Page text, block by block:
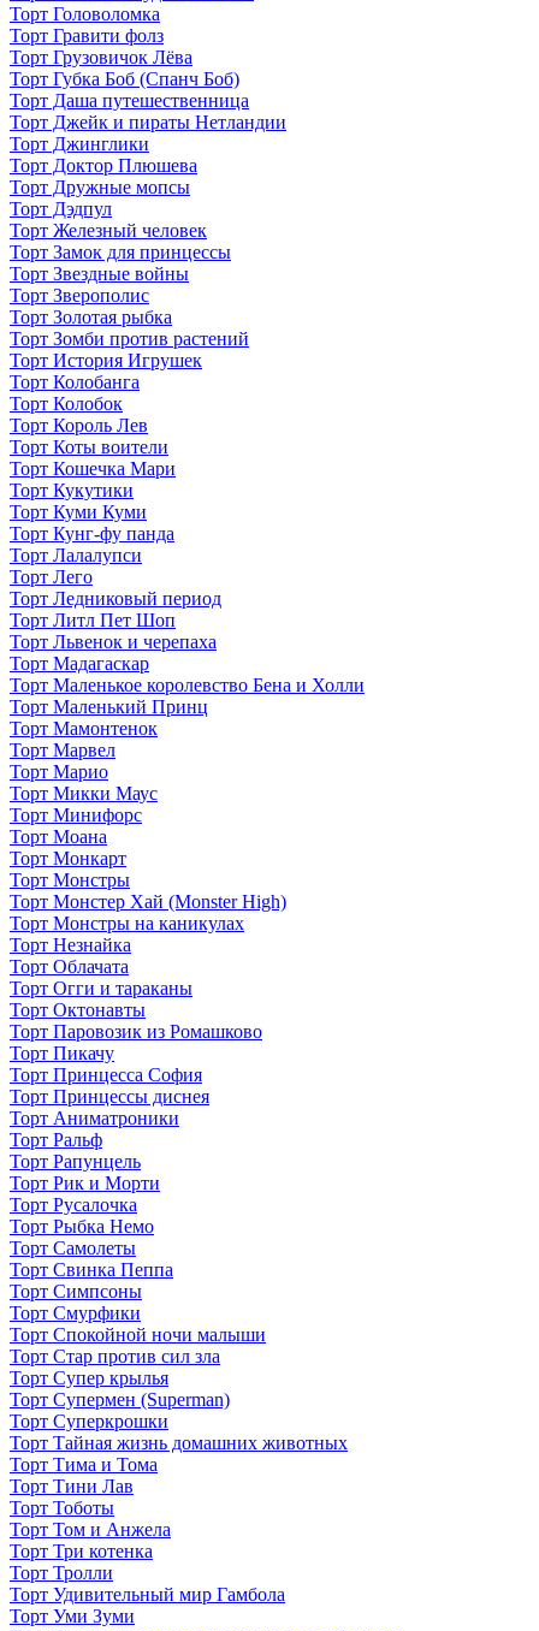
Торт Головоломка
Торт Гравити фолз
Торт Грузовичок Лёва
Торт Губка Боб (Спанч Боб)
Торт Даша путешественница
Торт Джейк и пираты Нетландии
Торт Джинглики
Торт Доктор Плюшева
Торт Дружные мопсы
Торт Дэдпул
Торт Железный человек
Торт Замок для принцессы
Торт Звездные войны
Торт Зверополис
Торт Золотая рыбка
Торт Зомби против растений
Торт История Игрушек
Торт Колобанга
Торт Колобок
Торт Король Лев
Торт Коты воители
Торт Кошечка Мари
Торт Кукутики
Торт Куми Куми
Торт Кунг-фу панда
Торт Лалалупси
Торт Лего
Торт Ледниковый период
Торт Литл Пет Шоп
Торт Львенок и черепаха
Торт Мадагаскар
Торт Маленькое королевство Бена и Холли
Торт Маленький Принц
Торт Мамонтенок
Торт Марвел
Торт Марио
Торт Микки Маус
Торт Минифорс
Торт Моана
Торт Монкарт
Торт Монстры
Торт Монстер Хай (Monster High)
Торт Монстры на каникулах
Торт Незнайка
Торт Облачата
Торт Огги и тараканы
Торт Октонавты
Торт Паровозик из Ромашково
Торт Пикачу
Торт Принцесса София
Торт Принцессы диснея
Торт Аниматроники
Торт Ральф
Торт Рапунцель
Торт Рик и Морти
Торт Русалочка
Торт Рыбка Немо
Торт Самолеты
Торт Свинка Пеппа
Торт Симпсоны
Торт Смурфики
Торт Спокойной ночи малыши
Торт Стар против сил зла
Торт Супер крылья
Торт Супермен (Superman)
Торт Суперкрошки
Торт Тайная жизнь домашних животных
Торт Тима и Тома
Торт Тини Лав
Торт Тоботы
Торт Том и Анжела
Торт Три котенка
Торт Тролли
Торт Удивительный мир Гамбола
Торт Уми Зуми